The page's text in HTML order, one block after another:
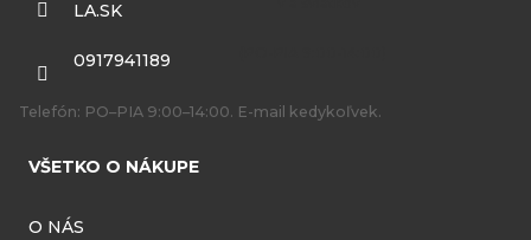
LA.SK
0917941189
Telefón: PO–PIA 9:00–14:00. E-mail kedykoľvek.
VŠETKO O NÁKUPE
O NÁS